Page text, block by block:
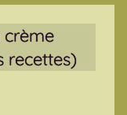
crème
recettes)